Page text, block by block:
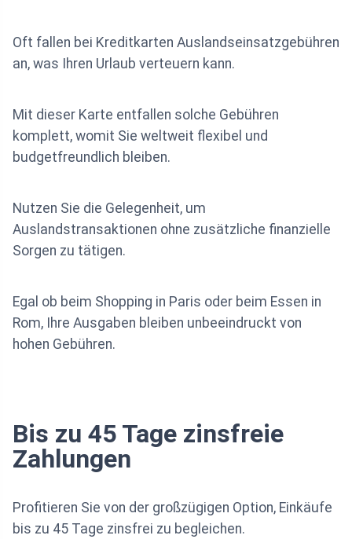
Oft fallen bei Kreditkarten Auslandseinsatzgebühren
an, was Ihren Urlaub verteuern kann.
Mit dieser Karte entfallen solche Gebühren
komplett, womit Sie weltweit flexibel und
budgetfreundlich bleiben.
Nutzen Sie die Gelegenheit, um
Auslandstransaktionen ohne zusätzliche finanzielle
Sorgen zu tätigen.
Egal ob beim Shopping in Paris oder beim Essen in
Rom, Ihre Ausgaben bleiben unbeeindruckt von
hohen Gebühren.
Bis zu 45 Tage zinsfreie
Zahlungen
Profitieren Sie von der großzügigen Option, Einkäufe
bis zu 45 Tage zinsfrei zu begleichen.